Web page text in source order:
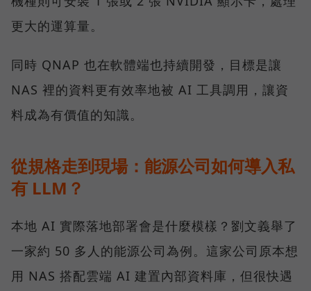
更大的運算量。
同時 QNAP 也在軟體端也持續開發，目標是讓
NAS 裡的資料更有效率地被 AI 工具調用，讓資
料成為有價值的知識。
從規格走到現場：能源公司如何導入私
有 LLM？
本地 AI 實際落地部署會是什麼模樣？劉文義舉了
一家約 50 多人的能源公司為例。這家公司原本想
用 NAS 搭配雲端 AI 建置內部資料庫，但很快遇